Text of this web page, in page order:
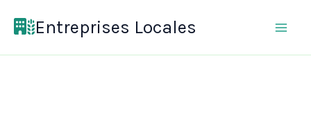
Entreprises Locales